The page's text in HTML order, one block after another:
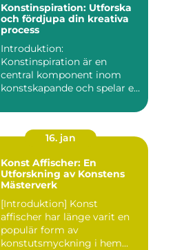
Konstinspiration: Utforska
och fördjupa din kreativa
process
Introduktion:
Konstinspiration är en
central komponent inom
konstskapande och spelar en
16. jan
Konst Affischer: En
Utforskning av Konstens
Mästerverk
[Introduktion] Konst
affischer har länge varit en
populär form av
konstutsmyckning i hem